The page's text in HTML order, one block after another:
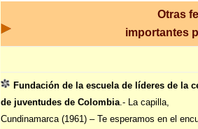
Otras
importantes
Fundación de la escuela de líderes de la
de juventudes de Colombia .- La capilla,
Cundinamarca (1961) – Te esperamos en el